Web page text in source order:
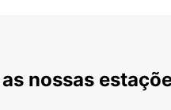
nossas